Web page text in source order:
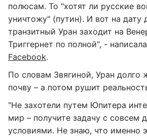
полюсам. То "хотят ли русские
уничтожу" (путин). И вот на дату
транзитный Уран заходит на
Триггернет по полной", -
Facebook.
По словам Звягиной, Уран долго
почву – а потом рушит
"Не захотели путем Юпитера
мир – получите задачу с совсем
условиями. Не знаю, что именно